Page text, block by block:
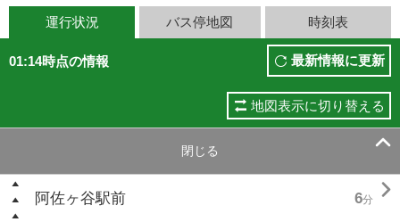
運行状況 バス停地図 時刻表
01:14時点の情報 最新情報に更新
地図表示に切り替える
閉じる 
阿佐ヶ谷駅前 6分 